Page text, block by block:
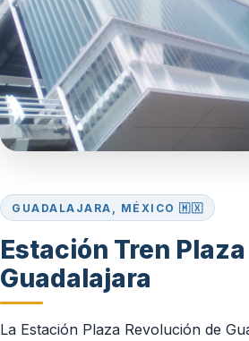
GUADALAJARA, MÉXICO 🇲🇽
Estación Tren
Guadalajara
La Estación Plaza Revolución de